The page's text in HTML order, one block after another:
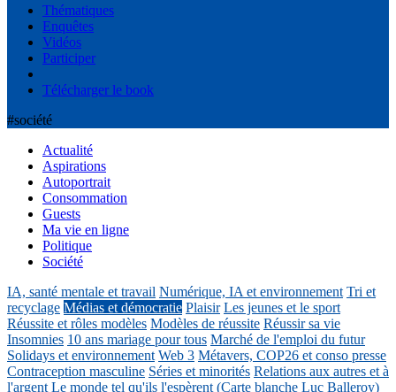
Thématiques
Enquêtes
Vidéos
Participer
Télécharger le book
#société
Actualité
Aspirations
Autoportrait
Consommation
Guests
Ma vie en ligne
Politique
Société
IA, santé mentale et travail Numérique, IA et environnement Tri et
recyclage Médias et démocratie Plaisir Les jeunes et le sport
Réussite et rôles modèles Modèles de réussite Réussir sa vie
Insomnies 10 ans mariage pour tous Marché de l'emploi du futur
Solidays et environnement Web 3 Métavers, COP26 et conso presse
Contraception masculine Séries et minorités Relations aux autres et à
l'argent Le monde tel qu'ils l'espèrent (Carte blanche Luc Balleroy)